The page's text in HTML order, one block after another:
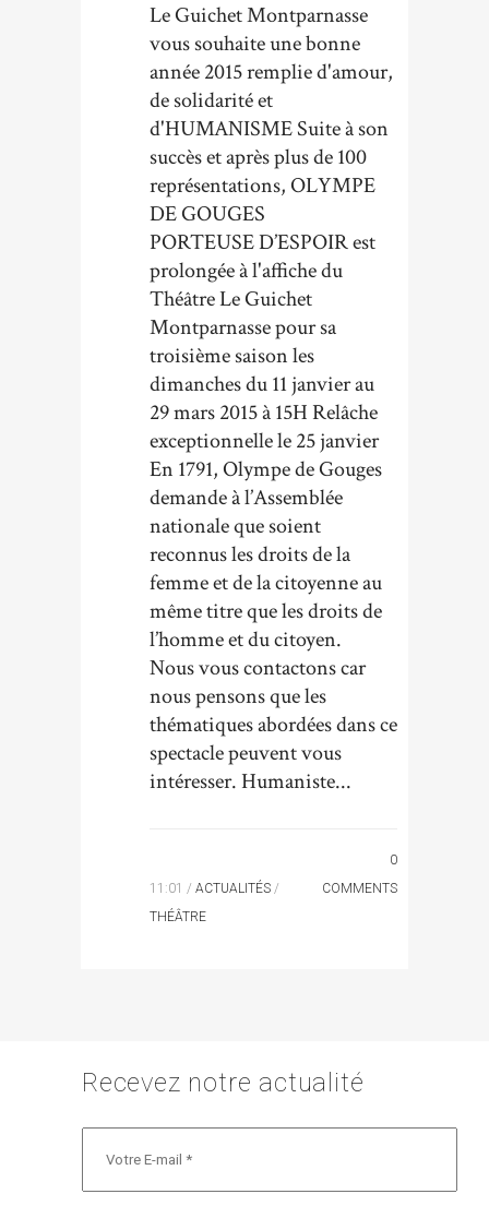
Le Guichet Montparnasse
vous souhaite une bonne
année 2015 remplie d'amour,
de solidarité et
d'HUMANISME Suite à son
succès et après plus de 100
représentations, OLYMPE
DE GOUGES
PORTEUSE D’ESPOIR est
prolongée à l'affiche du
Théâtre Le Guichet
Montparnasse pour sa
troisième saison les
dimanches du 11 janvier au
29 mars 2015 à 15H Relâche
exceptionnelle le 25 janvier
En 1791, Olympe de Gouges
demande à l’Assemblée
nationale que soient
reconnus les droits de la
femme et de la citoyenne au
même titre que les droits de
l’homme et du citoyen.
Nous vous contactons car
nous pensons que les
thématiques abordées dans ce
spectacle peuvent vous
intéresser. Humaniste...
11:01 / ACTUALITÉS /
THÉÂTRE
0
COMMENTS
Recevez notre actualité